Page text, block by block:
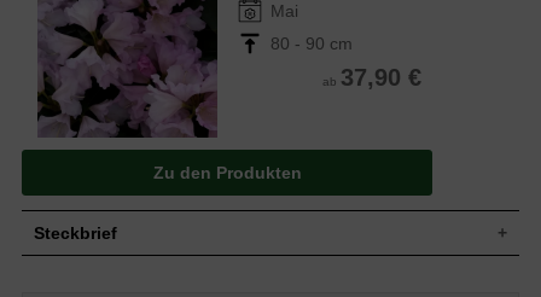
Mai
80 - 90 cm
ab 37,90 €
Zu den Produkten
Steckbrief